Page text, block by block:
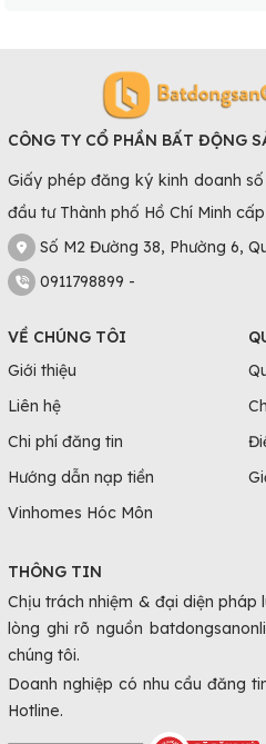
CÔNG TY CỔ PHẦN BẤT ĐỘNG
Giấy phép đăng ký kinh doanh số
đầu tư Thành phố Hồ Chí Minh
Số M2 Đường 38, Phường 6,
0911798899 -
VỀ CHÚNG TÔI
Giới thiệu
Liên hệ
Chi phí đăng tin
Hướng dẫn nạp tiền
Vinhomes Hóc Môn
THÔNG TIN
Chịu trách nhiệm & đại diện pháp
lòng ghi rõ nguồn
chúng tôi.
Doanh nghiệp có nhu cầu đăng
Hotline.